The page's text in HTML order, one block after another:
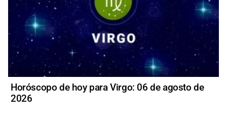
Horóscopo de hoy para Virgo: 06 de agosto de
2026